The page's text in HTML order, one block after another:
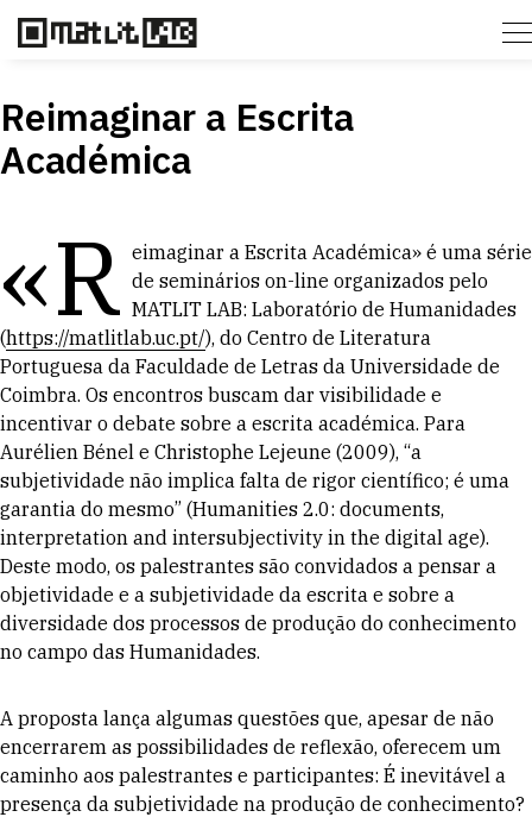
Reimaginar a Escrita
Académica
«R eimaginar a Escrita Académica» é uma série
de seminários on-line organizados pelo
MATLIT LAB: Laboratório de Humanidades
(https://matlitlab.uc.pt/), do Centro de Literatura
Portuguesa da Faculdade de Letras da Universidade de
Coimbra. Os encontros buscam dar visibilidade e
incentivar o debate sobre a escrita académica. Para
Aurélien Bénel e Christophe Lejeune (2009), “a
subjetividade não implica falta de rigor científico; é uma
garantia do mesmo” (Humanities 2.0: documents,
interpretation and intersubjectivity in the digital age).
Deste modo, os palestrantes são convidados a pensar a
objetividade e a subjetividade da escrita e sobre a
diversidade dos processos de produção do conhecimento
no campo das Humanidades.
A proposta lança algumas questões que, apesar de não
encerrarem as possibilidades de reflexão, oferecem um
caminho aos palestrantes e participantes: É inevitável a
presença da subjetividade na produção de conhecimento?